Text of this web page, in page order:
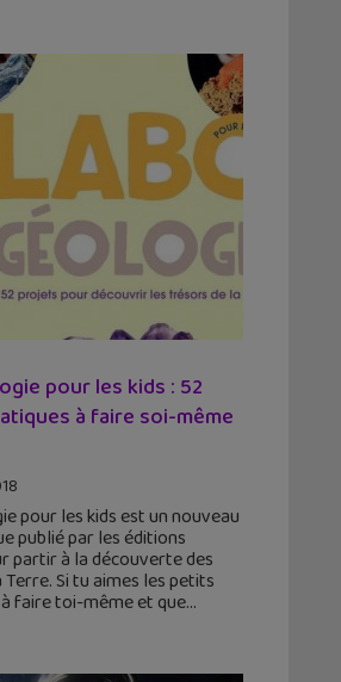
pour les kids : 52
à faire soi-même
pour les kids est un nouveau
publié par les éditions
partir à la découverte des
Si tu aimes les petits
faire toi-même et que